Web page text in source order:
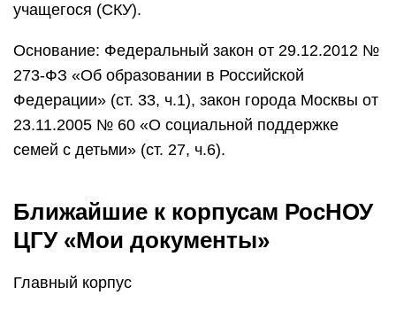
учащегося (СКУ).
Основание: Федеральный закон от 29.12.2012 №
273-ФЗ «Об образовании в Российской
Федерации» (ст. 33, ч.1), закон города Москвы от
23.11.2005 № 60 «О социальной поддержке
семей с детьми» (ст. 27, ч.6).
Ближайшие к корпусам РосНОУ
ЦГУ «Мои документы»
Главный корпус